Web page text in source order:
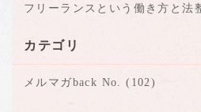
フリーランスという働き方と法
カテゴリ
メルマガback No. (102)